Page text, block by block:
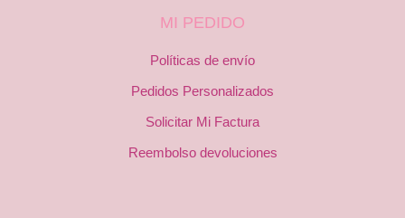
MI PEDIDO
Políticas de envío
Pedidos Personalizados
Solicitar Mi Factura
Reembolso devoluciones